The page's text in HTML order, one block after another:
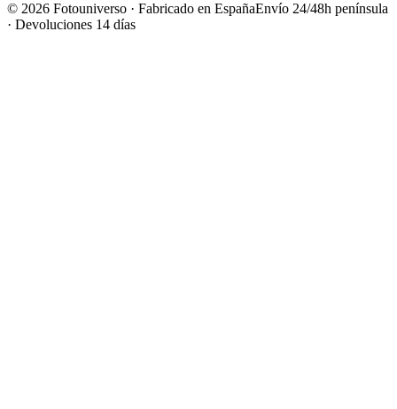
© 2026 Fotouniverso · Fabricado en EspañaEnvío 24/48h península
· Devoluciones 14 días